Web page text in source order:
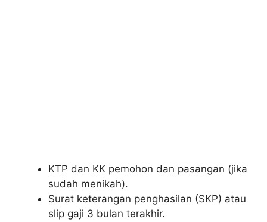
KTP dan KK pemohon dan pasangan (jika
sudah menikah).
Surat keterangan penghasilan (SKP) atau
slip gaji 3 bulan terakhir.